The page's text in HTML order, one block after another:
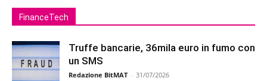
FinanceTech
Truffe bancarie, 36mila euro in fumo con
un SMS
Redazione BitMAT - 31/07/2026